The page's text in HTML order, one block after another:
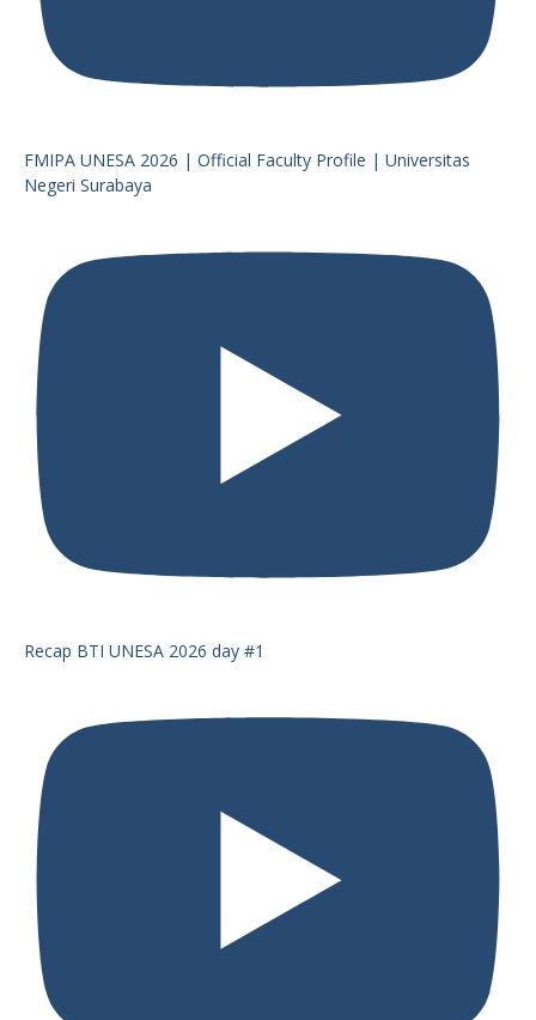
FMIPA UNESA 2026 | Official Faculty Profile | Universitas
Negeri Surabaya
Recap BTI UNESA 2026 day #1